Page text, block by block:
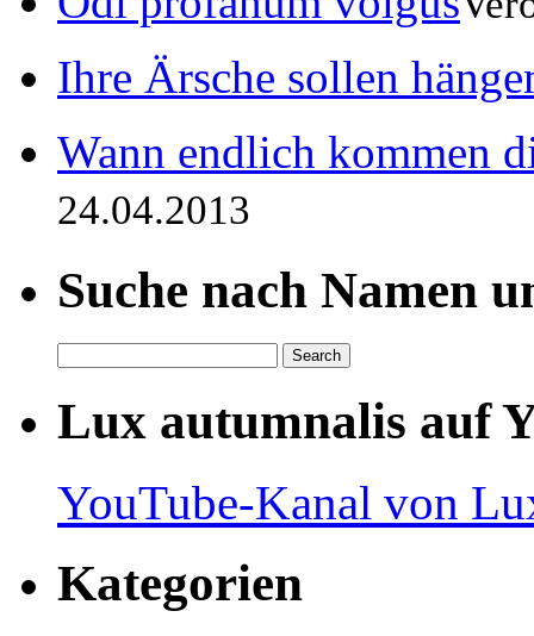
Ihre Ärsche sollen
Wann endlich kommen
24.04.2013
Suche nach Namen
Lux autumnalis auf
YouTube-Kanal von
Kategorien